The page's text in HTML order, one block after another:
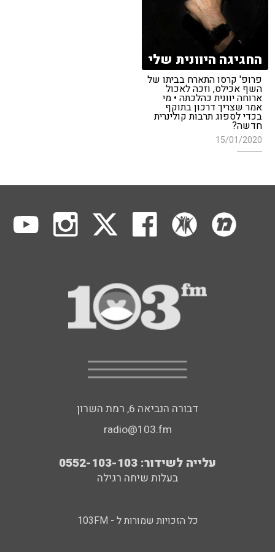
החגיגה היוונית שלי
פרופ' קרסו התארח בביתו של
השף אכילס, וזכה לאכול
ארוחה יוונית כהלכתה • מי
אמר שצריך דרכון בתוקף
בכדי לספוג תרבות קולינרית
חדשה?
15/01/2020
דבורה הנביאה 6, רמת השרון
radio@103.fm
עלייה לשידור: 0552-103-103
בעלות שיחה רגילה
כל הזכויות שמורות ל - 103FM